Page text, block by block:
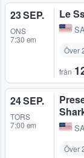
23 SEP.
ONS
7:30 em
Le
Över
från
24 SEP.
TORS
7:00 em
Över